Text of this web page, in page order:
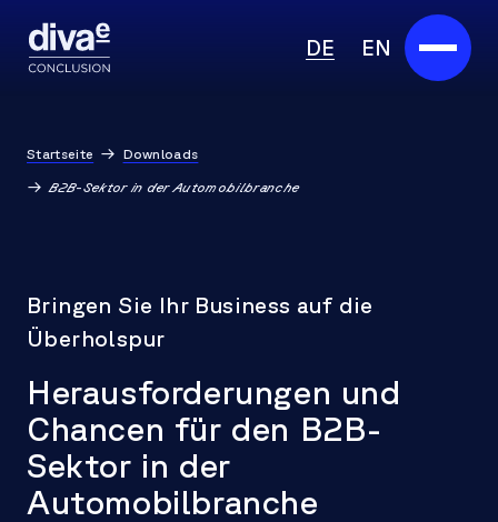
DE EN
Über uns
Insights
Karriere
Startseite Downloads
B2B-Sektor in der Automobilbranche
Bringen Sie Ihr Business auf die
Überholspur
Herausforderungen und
Chancen für den B2B-
Sektor in der
Automobilbranche